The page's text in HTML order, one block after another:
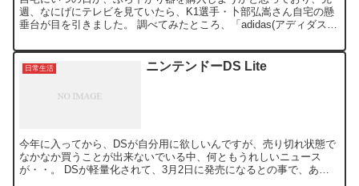
週、なにげにテレビを見ていたら、K1選手・卜部弘嵩さん自宅の懸
垂台が目を引きました。 調べてみたところ、「adidas(アディダス)
日常生活 ニンテンドーDS Lite
今年に入ってから、DSが自分用に欲しいんですが、売り切れ状態で
なかなか買うことが出来ないでいる中、何ともうれしいニュース
が・・。 DSが軽量化されて、3月2日に発売になるとの事で、あの